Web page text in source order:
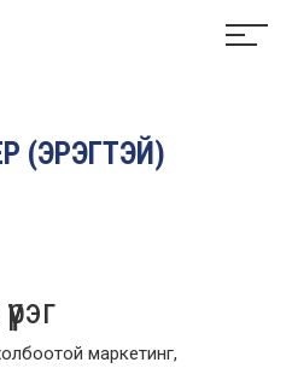
(ЭРЭГТЭЙ)
маркетинг,